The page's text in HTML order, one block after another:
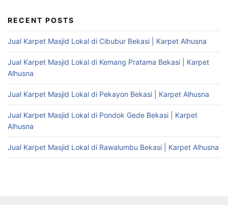
RECENT POSTS
Jual Karpet Masjid Lokal di Cibubur Bekasi | Karpet Alhusna
Jual Karpet Masjid Lokal di Kemang Pratama Bekasi | Karpet
Alhusna
Jual Karpet Masjid Lokal di Pekayon Bekasi | Karpet Alhusna
Jual Karpet Masjid Lokal di Pondok Gede Bekasi | Karpet
Alhusna
Jual Karpet Masjid Lokal di Rawalumbu Bekasi | Karpet Alhusna